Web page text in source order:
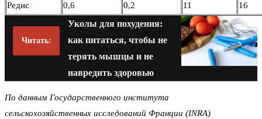
Редис 0,6 0,2 11 16
Читать:
Уколы для похудения:
как питаться, чтобы не
терять мышцы и не
навредить здоровью
По данным Государственного института
сельскохозяйственных исследований Франции (INRA)